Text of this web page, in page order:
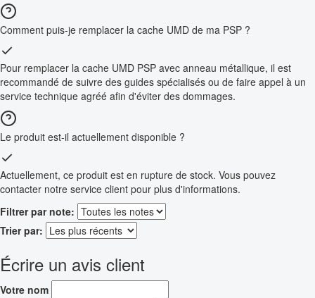
Comment puis-je remplacer la cache UMD de ma PSP ?
Pour remplacer la cache UMD PSP avec anneau métallique, il est
recommandé de suivre des guides spécialisés ou de faire appel à un
service technique agréé afin d'éviter des dommages.
Le produit est-il actuellement disponible ?
Actuellement, ce produit est en rupture de stock. Vous pouvez
contacter notre service client pour plus d'informations.
Filtrer par note:
Trier par:
Écrire un avis client
Votre nom